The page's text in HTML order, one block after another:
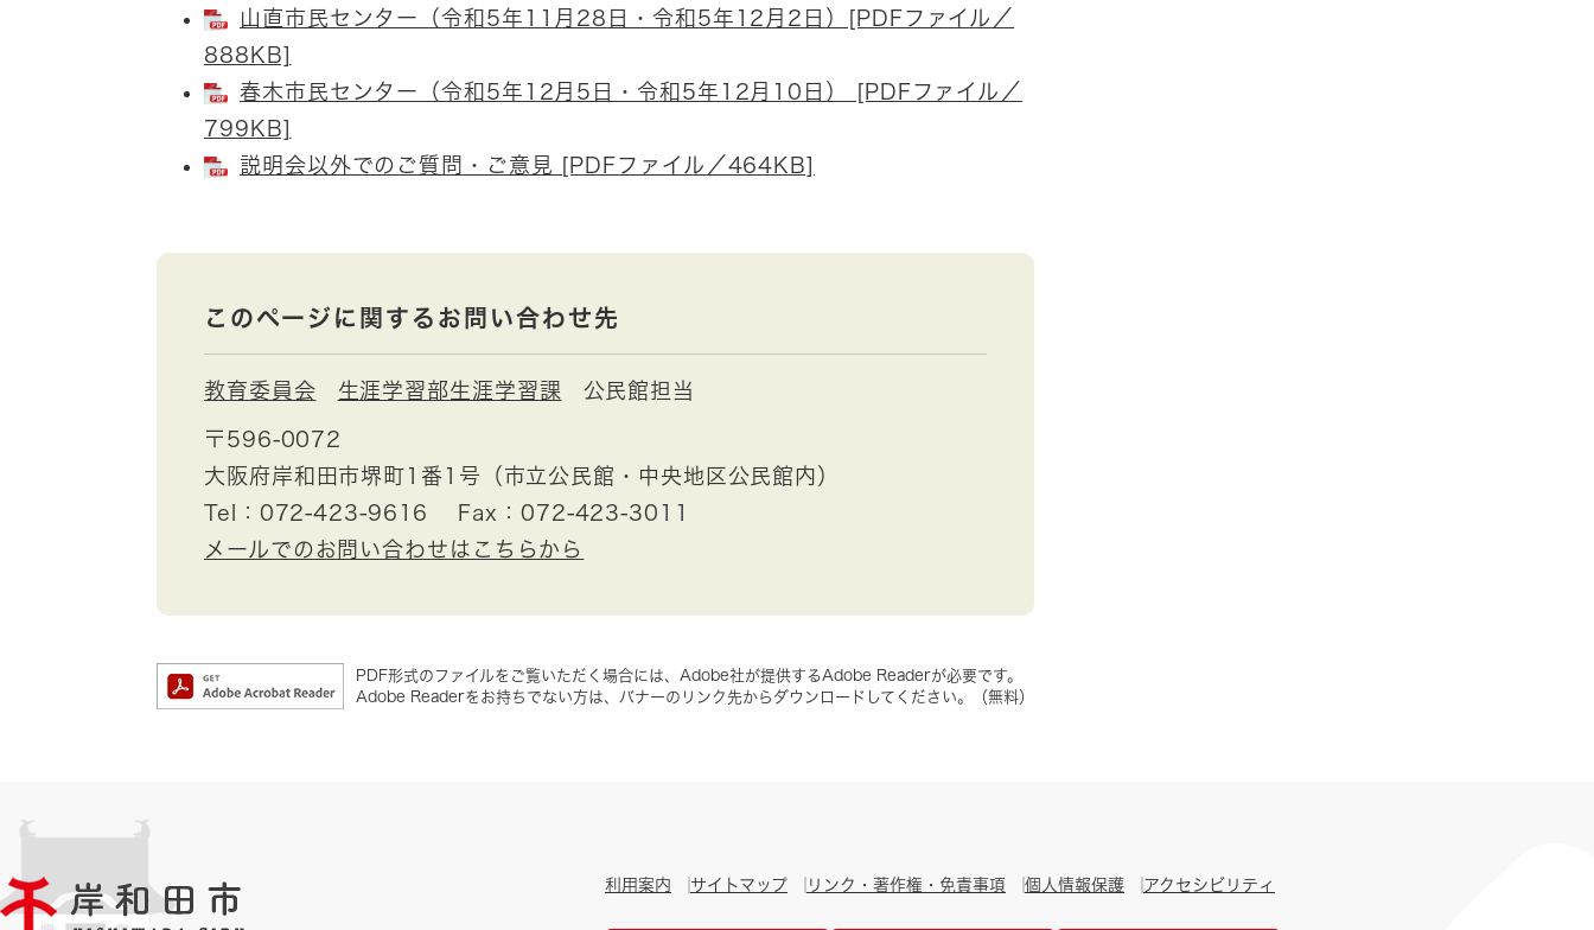
山直市民センター（令和5年11月28日・令和5年12月2日）[PDFファイル／
888KB]
春木市民センター（令和5年12月5日・令和5年12月10日） [PDFファイル／
799KB]
説明会以外でのご質問・ご意見 [PDFファイル／464KB]
このページに関するお問い合わせ先
教育委員会 生涯学習部生涯学習課 公民館担当
〒596-0072
大阪府岸和田市堺町1番1号（市立公民館・中央地区公民館内）
Tel：072-423-9616
Fax：072-423-3011
メールでのお問い合わせはこちらから
PDF形式のファイルをご覧いただく場合には、Adobe社が提供するAdobe Readerが必要です。
Adobe Readerをお持ちでない方は、バナーのリンク先からダウンロードしてください。（無料）
利用案内 サイトマップ リンク・著作権・免責事項 個人情報保護 アクセシビリティ